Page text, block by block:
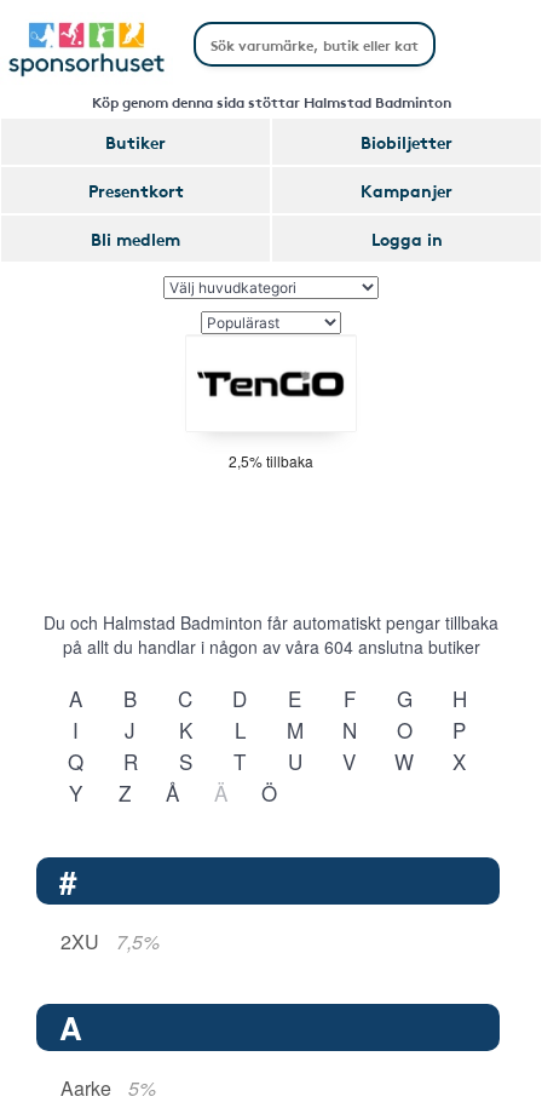
Köp genom denna sida stöttar Halmstad Badminton
Butiker
Biobiljetter
Presentkort
Kampanjer
Bli medlem
Logga in
2,5% tillbaka
Du och Halmstad Badminton får automatiskt pengar tillbaka
på allt du handlar i någon av våra 604anslutna butiker
A B C D E F G
H
I
J K L M N O
P
Q
R S T U V W
X
Y
Z Å Ä Ö
#
2XU 7,5%
A
Aarke
5%